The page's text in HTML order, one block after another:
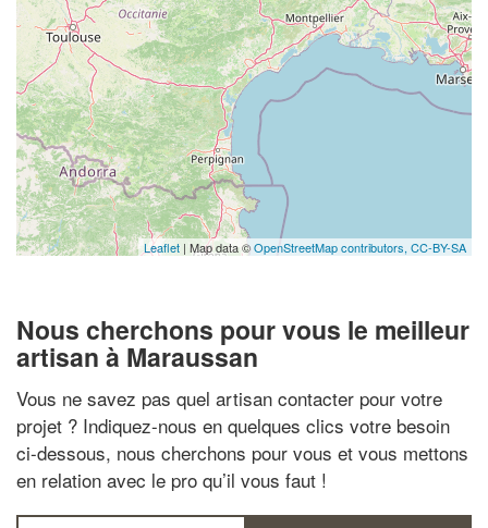
Leaflet | Map data ©OpenStreetMap contributors, CC-BY-SA
Nous cherchons pour vous le meilleur
artisan à Maraussan
Vous ne savez pas quel artisan contacter pour votre
projet ? Indiquez-nous en quelques clics votre besoin
ci-dessous, nous cherchons pour vous et vous mettons
en relation avec le pro qu’il vous faut !